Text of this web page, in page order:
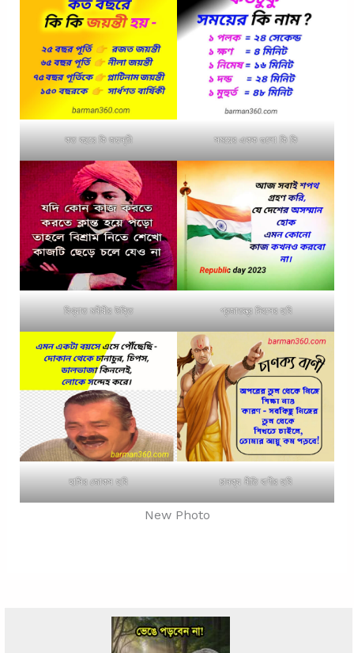
কত বছরে কি জয়ন্তী সময়ের একক গুলো কি কি
বিখ্যাত মনীষীর উক্তি প্রজাতন্ত্র দিবসের ছবি
হাসির জোকস ছবি চানক্য নীতি বাণীর ছবি
New Photo